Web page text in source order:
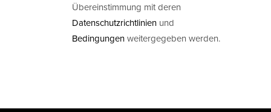
Übereinstimmung mit deren
Datenschutzrichtlinien und
Bedingungenweitergegeben werden.